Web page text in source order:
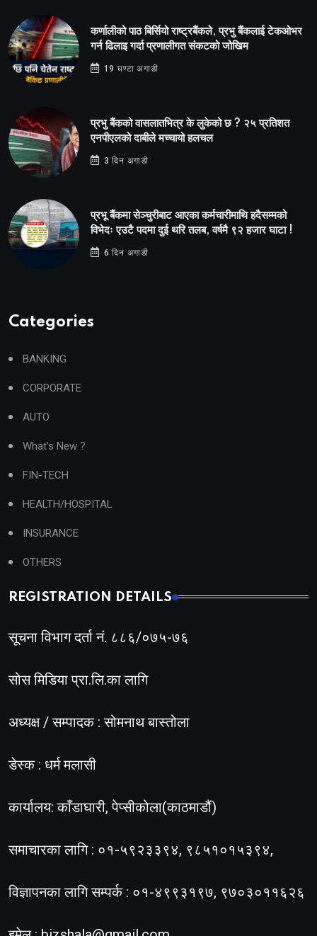
कर्णालीको पाठ बिर्सियो राष्ट्रबैंकले, प्रभु बैंकलाई टेकओभर
गर्न ढिलाइ गर्दा प्रणालीगत संकटको जोखिम
19 घण्टा अगाडी
प्रभु बैंकको वासलातभित्र के लुकेको छ ? २५ प्रतिशत
एनपीएलको दाबीले मच्चायो हलचल
3 दिन अगाडी
प्रभू बैंकमा सेञ्चुरीबाट आएका कर्मचारीमाथि हदैसम्मको
विभेदः एउटै पदमा दुई थरि तलब, वर्षमै ९२ हजार घाटा !
6 दिन अगाडी
Categories
BANKING
CORPORATE
AUTO
What's New ?
FIN-TECH
HEALTH/HOSPITAL
INSURANCE
OTHERS
REGISTRATION DETAILS
सूचना विभाग दर्ता नं. ८८६/०७५-७६
सोस मिडिया प्रा.लि.का लागि
अध्यक्ष / सम्पादक : सोमनाथ बास्तोला
डेस्क : धर्म मलासी
कार्यालय: काँडाघारी, पेप्सीकोला(काठमाडौं)
समाचारका लागि : ०१-५९२३३९४, ९८५१०१५३९४,
विज्ञापनका लागि सम्पर्क : ०१-४९९३१९७, ९७०३०११६२६